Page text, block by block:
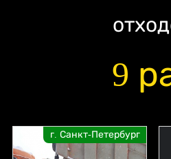
9
г. Санкт-Петербург